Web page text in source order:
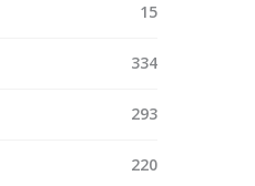
15
334
293
220